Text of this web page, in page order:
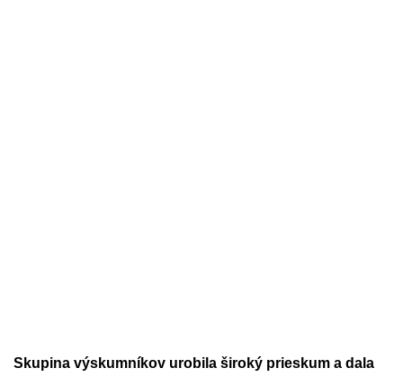
Skupina výskumníkov urobila široký prieskum a dala